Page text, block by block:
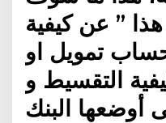
” عن كيفية
تمويل او
التقسيط و